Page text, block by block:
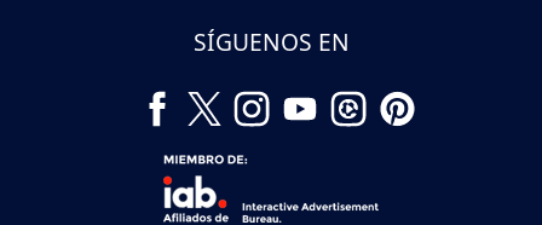
SÍGUENOS EN